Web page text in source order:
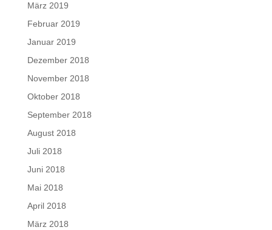
März 2019
Februar 2019
Januar 2019
Dezember 2018
November 2018
Oktober 2018
September 2018
August 2018
Juli 2018
Juni 2018
Mai 2018
April 2018
März 2018